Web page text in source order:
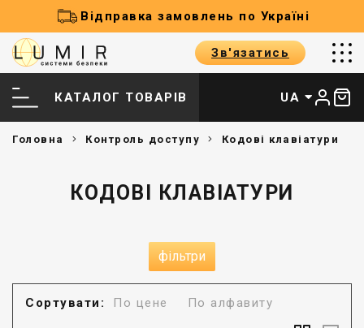
Відправка замовлень по Україні
Зв'язатись
КАТАЛОГ ТОВАРІВ UA
Головна Контроль доступу Кодові клавіатури
КОДОВІ КЛАВІАТУРИ
фільтри
Сортувати: По цене По алфавиту